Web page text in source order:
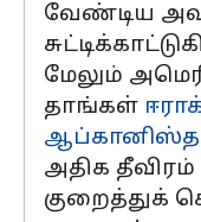
வேண்டிய
மேலும்
தாங்கள்
அதிக
குறைத்துக்